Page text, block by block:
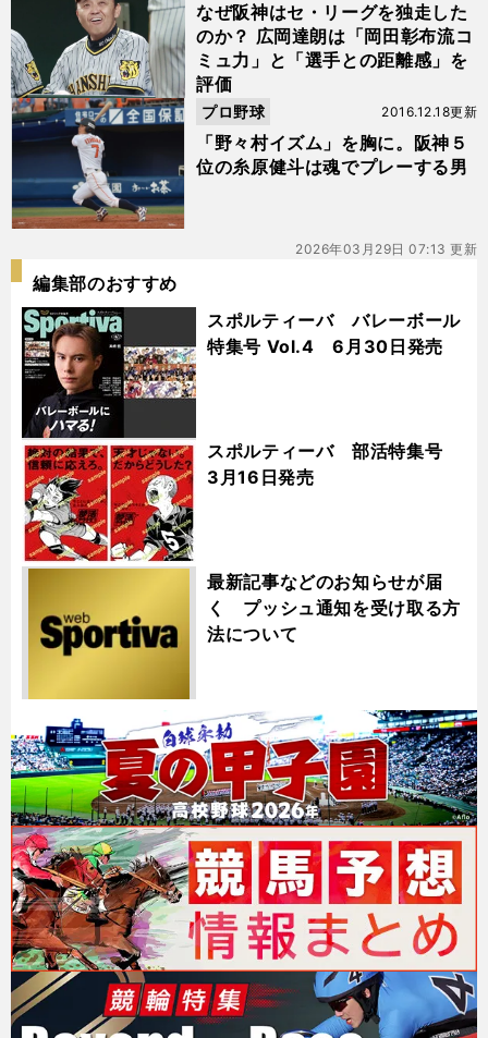
なぜ阪神はセ・リーグを独走した
のか？ 広岡達朗は「岡田彰布流コ
ミュ力」と「選手との距離感」を
評価
「野々村イズム」を胸に。阪神５
位の糸原健斗は魂でプレーする男
2016.12.18更新
プロ野球
2026年03月29日 07:13 更新
編集部のおすすめ
スポルティーバ バレーボール
特集号 Vol.4 6月30日発売
スポルティーバ 部活特集号
3月16日発売
最新記事などのお知らせが届
く プッシュ通知を受け取る方
法について